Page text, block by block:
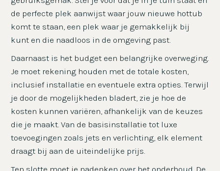
de perfecte plek aanwijst waar jouw nieuwe hottub
komt te staan, een plek waar je gemakkelijk bij
kunt en die naadloos in de omgeving past.
Daarnaast is het budget een belangrijke overweging.
Je moet rekening houden met de totale kosten,
inclusief installatie en eventuele extra opties. Terwijl
je door de mogelijkheden bladert, zie je hoe de
kosten kunnen variëren, afhankelijk van de keuzes
die je maakt. Van de basisinstallatie tot luxe
toevoegingen zoals jets en verlichting, elk element
draagt bij aan de uiteindelijke prijs.
Ten slotte moet je nadenken over het onderhoud. De